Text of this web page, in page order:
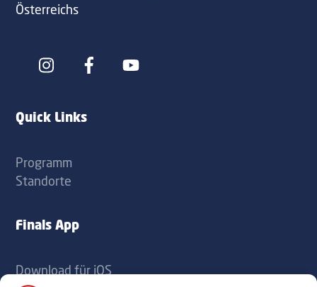
Österreichs
Icon
Icon
Quick Links
Programm
Standorte
Finals App
Download für iOS